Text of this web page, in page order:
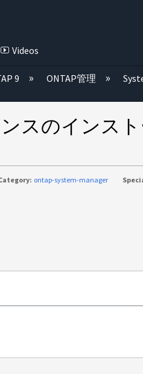
Videos
たたむ
9 ONTAP管理
ンスのインス
ontap-system-manager